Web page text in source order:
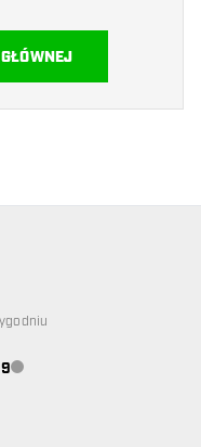
Obsługa klienta niedostępna